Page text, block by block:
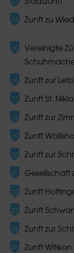
Zunft zu
Vereinigte
Zunft zur Letzi
Zunft St.
Zunft zur
Zunft
Zunft zur
Gesellschaft
Zunft
Zunft
Zunft zur
Zunft Witikon